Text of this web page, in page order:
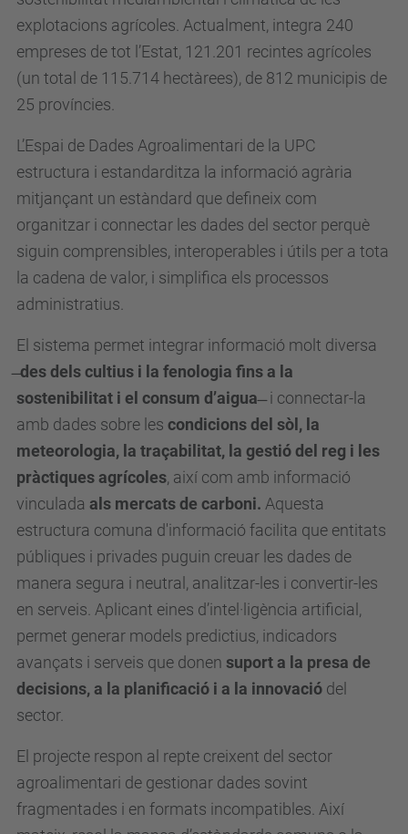
explotacions agrícoles. Actualment, integra 240
empreses de tot l’Estat, 121.201 recintes agrícoles
(un total de 115.714 hectàrees), de 812 municipis de
25 províncies.
L’Espai de Dades Agroalimentari de la UPC
estructura i estandarditza la informació agrària
mitjançant un estàndard que defineix com
organitzar i connectar les dades del sector perquè
siguin comprensibles, interoperables i útils per a tota
la cadena de valor, i simplifica els processos
administratius.
El sistema permet integrar informació molt diversa
des dels cultius i la fenologia fins a la
sostenibilitat i el consum d’aigua ̶̶ i connectar-la
amb dades sobre les condicions del sòl, la
meteorologia, la traçabilitat, la gestió del reg i les
pràctiques agrícoles, així com amb informació
vinculada als mercats de carboni. Aquesta
estructura comuna d'informació facilita que entitats
públiques i privades puguin creuar les dades de
manera segura i neutral, analitzar-les i convertir-les
en serveis. Aplicant eines d’intel·ligència artificial,
permet generar models predictius, indicadors
avançats i serveis que donen suport a la presa de
decisions, a la planificació i a la innovació del
sector.
El projecte respon al repte creixent del sector
agroalimentari de gestionar dades sovint
fragmentades i en formats incompatibles. Així